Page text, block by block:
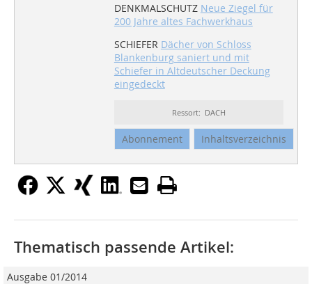
DENKMALSCHUTZ Neue Ziegel für
200 Jahre altes Fachwerkhaus
SCHIEFER Dächer von Schloss
Blankenburg saniert und mit
Schiefer in Altdeutscher Deckung
eingedeckt
Ressort: DACH
Abonnement Inhaltsverzeichnis
Thematisch passende Artikel:
Ausgabe 01/2014